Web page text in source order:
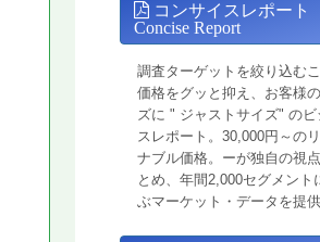
コンサイスレポート
Concise Report
調査ターゲットを絞り込む
価格をグッと抑え、お客様
ズに " ジャストサイズ" のビ
スレポート。30,000円～の
ナブル価格。ーが独自の視
とめ、年間2,000セグメント
ぶマーケット・データを提供